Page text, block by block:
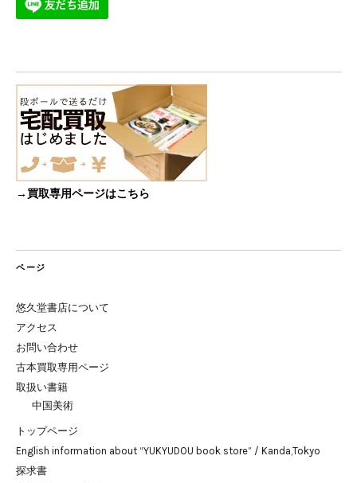
→買取専用ページはこちら
ページ
悠久堂書店について
アクセス
お問い合わせ
古本買取専用ページ
取扱い書籍
中国美術
トップページ
English information about “YUKYUDOU book store” / Kanda,Tokyo
探求書